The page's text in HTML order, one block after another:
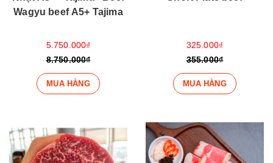
Wagyu beef A5+ Tajima
5.750.000₫
8.750.000₫
MUA HÀNG
325.000₫
355.000₫
MUA HÀNG